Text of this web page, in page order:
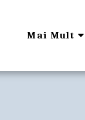
Mai Mult